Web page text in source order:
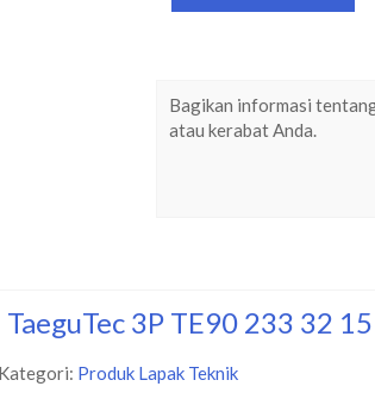
Bagikan informasi
atau kerabat Anda.
3P TE90 233 32
Produk Lapak Teknik